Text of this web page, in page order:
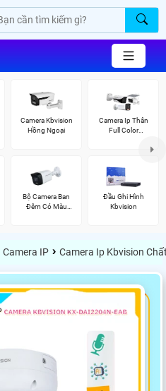
Camera Kbvision
Hồng Ngoại
Camera Ip Thân
Full Color
Bộ Camera Ban
Đêm Có Màu
Đầu Ghi Hình
Kbvision
Camera IP › Camera Ip Kbvision